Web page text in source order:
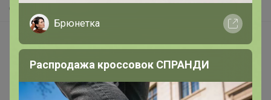
Самое быстрое
Начать зарабатывать с 24-ok
Picabox.ru - Лучшее место для ваших изображений
Пульс нашего маркетплейса
Брюнетка
Распродажа кроссовок СПРАНДИ